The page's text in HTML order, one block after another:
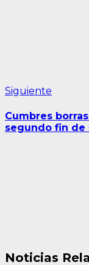
Siguiente
Cumbres
segundo fin de
Noticias